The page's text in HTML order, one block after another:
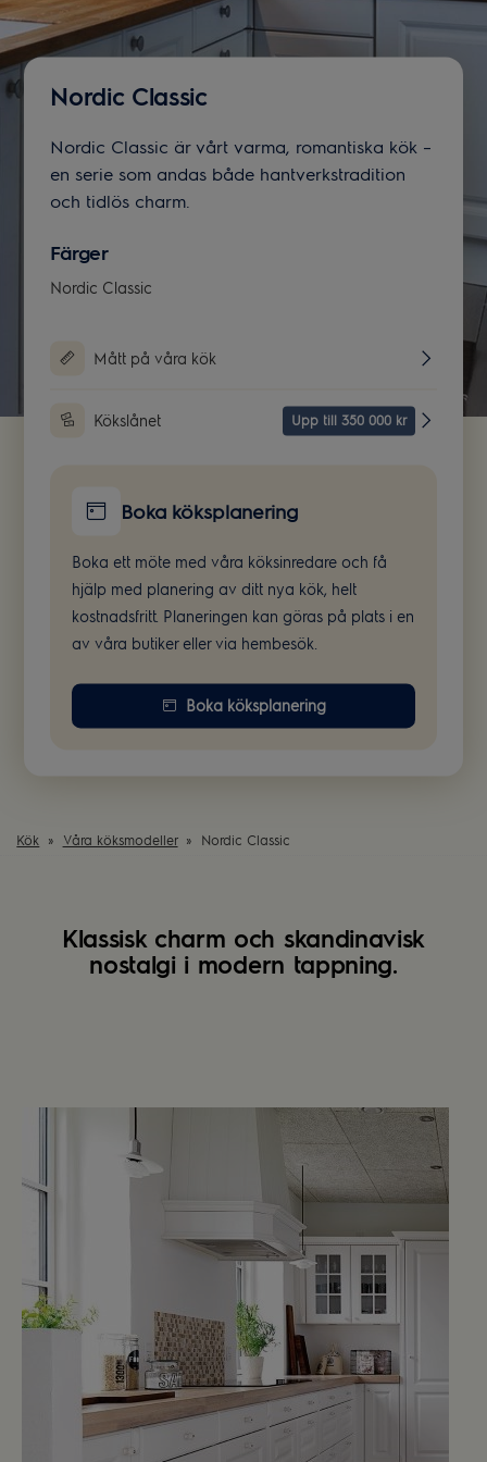
Nordic Classic
Nordic Classic är vårt varma, romantiska kök –
en serie som andas både hantverkstradition
och tidlös charm.
Färger
Nordic Classic
Mått på våra kök
Kökslånet Upp till 350 000 kr
Boka köksplanering
Boka ett möte med våra köksinredare och få
hjälp med planering av ditt nya kök, helt
kostnadsfritt. Planeringen kan göras på plats i en
av våra butiker eller via hembesök.
Boka köksplanering
Kök Våra köksmodeller Nordic Classic
Klassisk charm och skandinavisk
nostalgi i modern tappning.